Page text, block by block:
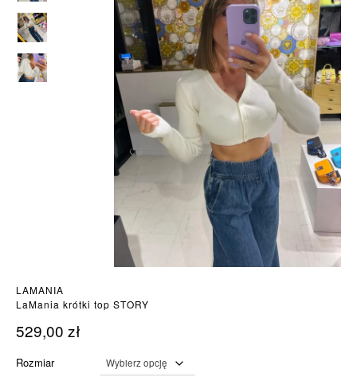
LAMANIA
LaMania krótki top STORY
529,00 zł
Rozmiar